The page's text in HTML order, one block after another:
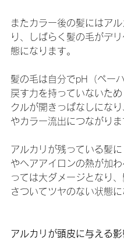
またカラー後の髪にはア
り、しばらく髪の毛がデ
態になります。
髪の毛は自分でpH（ペー
戻す力を持っていないた
クルが開きっぱなしにな
やカラー流出につながりま
アルカリが残っている髪
やヘアアイロンの熱が加
っては大ダメージとなり
さついてツヤのない状態に
アルカリが頭皮に与える影